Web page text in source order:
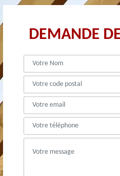
DEMANDE